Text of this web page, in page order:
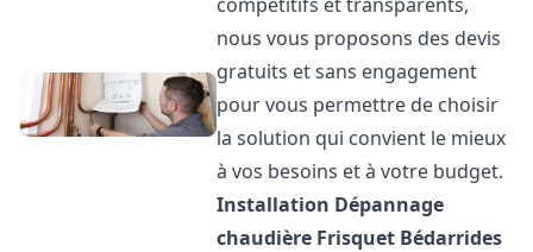
nous vous proposons des devis
gratuits et sans engagement
pour vous permettre de choisir
la solution qui convient le mieux
à vos besoins et à votre budget.
Installation Dépannage
chaudière Frisquet Bédarrides